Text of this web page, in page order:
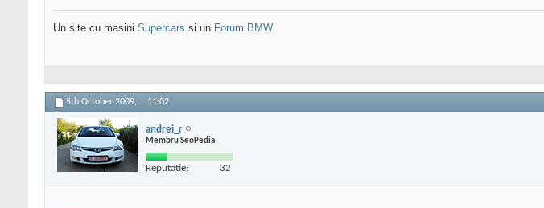
Un site cu masini Supercars si un Forum BMW
5th October 2009, 11:02
andrei_r
Membru SeoPedia
Reputatie: 32